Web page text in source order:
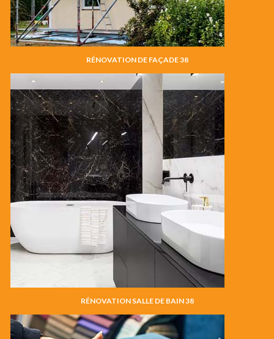
RÉNOVATION DE FAÇADE 38
RÉNOVATION SALLE DE BAIN 38